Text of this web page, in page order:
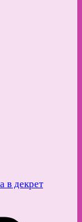
в декрет